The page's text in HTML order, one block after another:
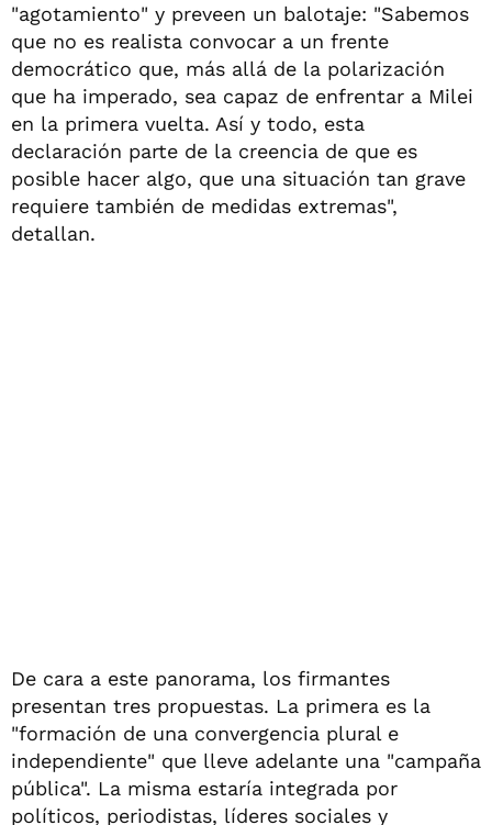
"agotamiento" y preveen un balotaje: "Sabemos
que no es realista convocar a un frente
democrático que, más allá de la polarización
que ha imperado, sea capaz de enfrentar a Milei
en la primera vuelta. Así y todo, esta
declaración parte de la creencia de que es
posible hacer algo, que una situación tan grave
requiere también de medidas extremas",
detallan.
De cara a este panorama, los firmantes
presentan tres propuestas. La primera es la
"formación de una convergencia plural e
independiente" que lleve adelante una "campaña
pública". La misma estaría integrada por
políticos, periodistas, líderes sociales y